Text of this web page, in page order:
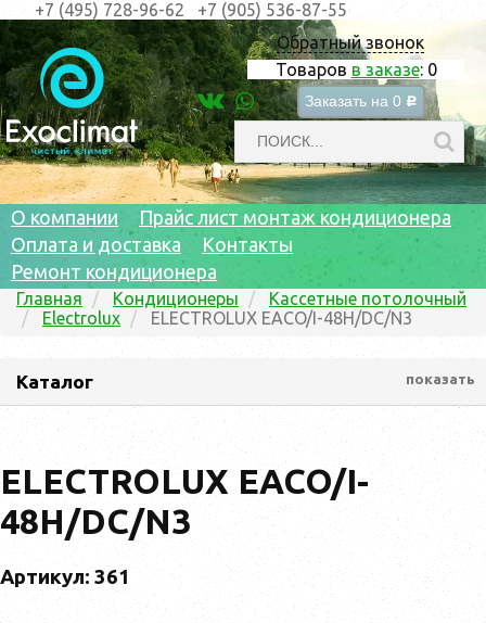
Обратный звонок
Товаров в заказе: 0
Заказать на 0 c
+7 (495) 728-96-62 +7 (905) 536-87-55
О компании
Прайс лист монтаж кондиционера
Оплата и доставка
Контакты
Ремонт кондиционера
Главная Кондиционеры
Кассетные потолочный
Electrolux
ELECTROLUX EACO/I-48H/DC/N3
Каталог показать
ELECTROLUX EACO/I-
48H/DC/N3
Артикул: 361